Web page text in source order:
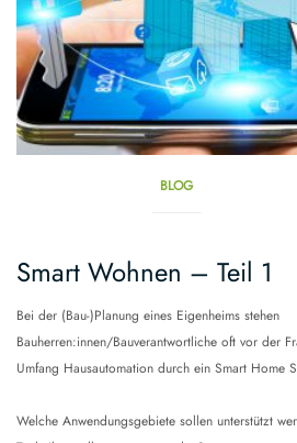
BLOG
Smart Wohnen – Teil 1
Bei der (Bau-)Planung eines Eigenheims stehen
Bauherren:innen/Bauverantwortliche oft vor der
Umfang Hausautomation durch ein Smart Home
Welche Anwendungsgebiete sollen unterstützt